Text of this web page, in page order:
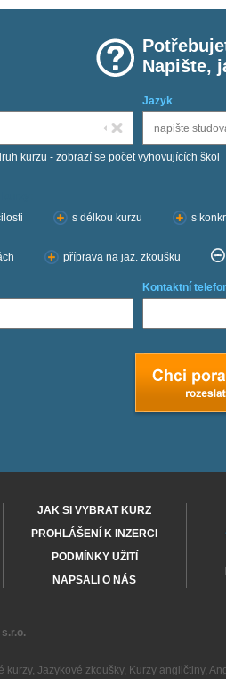
Napište,
Jazyk
kurzu - zobrazí se počet vyhovujících škol
s délkou kurzu s
příprava na jaz. zkoušku
Kontaktní
JAK SI VYBRAT KURZ
PROHLÁŠENÍ K INZERCI
PODMÍNKY UŽITÍ
NAPSALI O NÁS
kurzy, Jazykové zkoušky, Kurzy angličtiny,